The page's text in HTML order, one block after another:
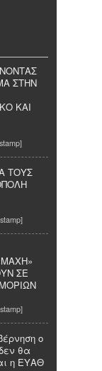
ΣΤΗΝ
ΚΑΙ
ΤΟΥΣ
ΣΕ
ο
θα
η ΕΥΑΘ